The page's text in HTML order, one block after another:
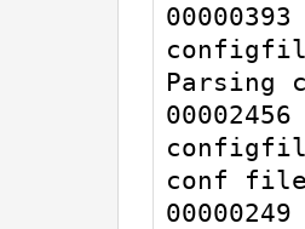
00000393
Parsing
00002456
conf